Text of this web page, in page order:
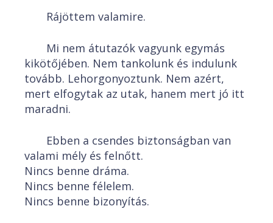
Rájöttem valamire.
Mi nem átutazók vagyunk egymás
kikötőjében. Nem tankolunk és indulunk
tovább. Lehorgonyoztunk. Nem azért,
mert elfogytak az utak, hanem mert jó itt
maradni.
Ebben a csendes biztonságban van
valami mély és felnőtt.
Nincs benne dráma.
Nincs benne félelem.
Nincs benne bizonyítás.